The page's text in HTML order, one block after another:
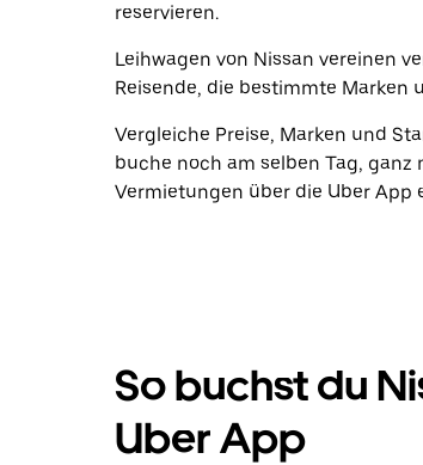
reservieren.
Leihwagen von Nissan vereinen
Reisende, die bestimmte Marken
Vergleiche Preise, Marken und
buche noch am selben Tag,
Vermietungen über die Uber App
So buchst du
Uber App